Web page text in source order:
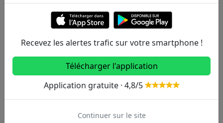
Colombes 167 304 366
378
Prague 164 448m
Cimetière 276 378 449m
478m
Recevez les alertes trafic sur votre smartphone !
Télécharger l'application
Application gratuite · 4,8/5
Continuer sur le site